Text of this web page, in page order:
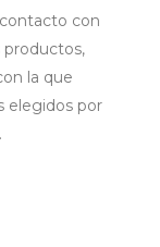
con
productos,
la que
elegidos por